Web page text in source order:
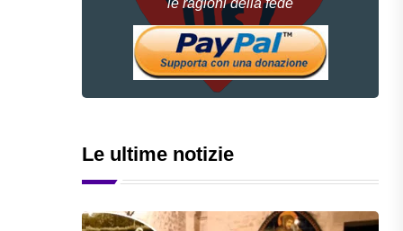
le ragioni della fede
Le ultime notizie